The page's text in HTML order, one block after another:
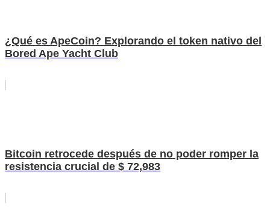
¿Qué es ApeCoin? Explorando el token nativo del
Bored Ape Yacht Club
Bitcoin retrocede después de no poder romper la
resistencia crucial de $ 72,983